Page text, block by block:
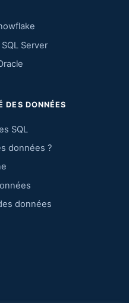
Server
DES DONNÉES
SQL
données ?
données